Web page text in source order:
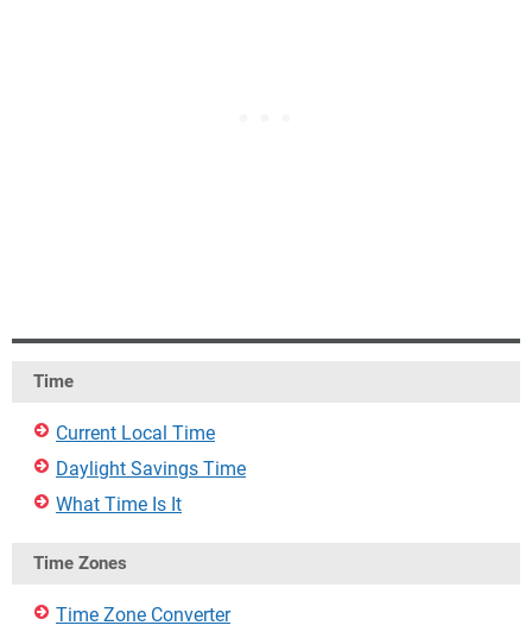
Time
Current Local Time
Daylight Savings Time
What Time Is It
Time Zones
Time Zone Converter